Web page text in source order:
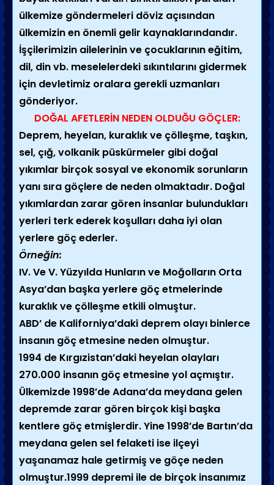
ülkemize göndermeleri döviz açısından
ülkemizin en önemli gelir kaynaklarındandır.
İşçilerimizin ailelerinin ve çocuklarının eğitim,
dil, din vb. meselelerdeki sıkıntılarını gidermek
için devletimiz oralara gerekli uzmanları
gönderiyor.
DOĞAL AFETLERİN NEDEN OLDUĞU GÖÇLER:
Deprem, heyelan, kuraklık ve çölleşme, taşkın,
sel, çığ, volkanik püskürmeler gibi doğal
yıkımlar birçok sosyal ve ekonomik sorunların
yanı sıra göçlere de neden olmaktadır. Doğal
yıkımlardan zarar gören insanlar bulundukları
yerleri terk ederek koşulları daha iyi olan
yerlere göç ederler.
Örneğin:
IV. Ve V. Yüzyılda Hunların ve Moğolların Orta
Asya’dan başka yerlere göç etmelerinde
kuraklık ve çölleşme etkili olmuştur.
ABD’ de Kaliforniya’daki deprem olayı binlerce
insanın göç etmesine neden olmuştur.
1994 de Kırgızistan’daki heyelan olayları
270.000 insanın göç etmesine yol açmıştır.
Ülkemizde 1998’de Adana’da meydana gelen
depremde zarar gören birçok kişi başka
kentlere göç etmişlerdir. Yine 1998’de Bartın’da
meydana gelen sel felaketi ise ilçeyi
yaşanamaz hale getirmiş ve göçe neden
olmuştur.1999 depremi ile de birçok insanımız